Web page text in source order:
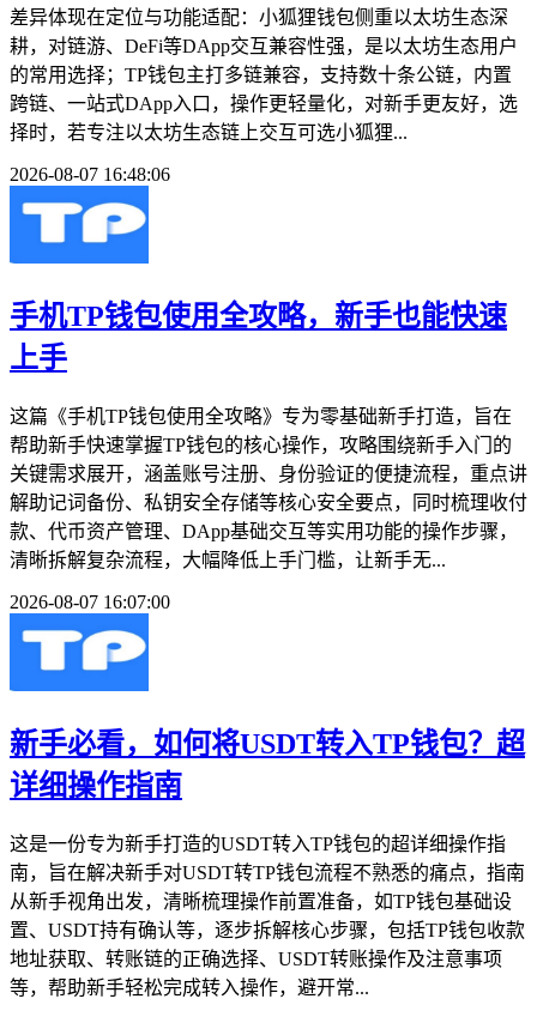
差异体现在定位与功能适配：小狐狸钱包侧重以太坊生态深
耕，对链游、DeFi等DApp交互兼容性强，是以太坊生态用户
的常用选择；TP钱包主打多链兼容，支持数十条公链，内置
跨链、一站式DApp入口，操作更轻量化，对新手更友好，选
择时，若专注以太坊生态链上交互可选小狐狸...
2026-08-07 16:48:06
手机TP钱包使用全攻略，新手也能快速
上手
这篇《手机TP钱包使用全攻略》专为零基础新手打造，旨在
帮助新手快速掌握TP钱包的核心操作，攻略围绕新手入门的
关键需求展开，涵盖账号注册、身份验证的便捷流程，重点讲
解助记词备份、私钥安全存储等核心安全要点，同时梳理收付
款、代币资产管理、DApp基础交互等实用功能的操作步骤，
清晰拆解复杂流程，大幅降低上手门槛，让新手无...
2026-08-07 16:07:00
新手必看，如何将USDT转入TP钱包？超
详细操作指南
这是一份专为新手打造的USDT转入TP钱包的超详细操作指
南，旨在解决新手对USDT转TP钱包流程不熟悉的痛点，指南
从新手视角出发，清晰梳理操作前置准备，如TP钱包基础设
置、USDT持有确认等，逐步拆解核心步骤，包括TP钱包收款
地址获取、转账链的正确选择、USDT转账操作及注意事项
等，帮助新手轻松完成转入操作，避开常...